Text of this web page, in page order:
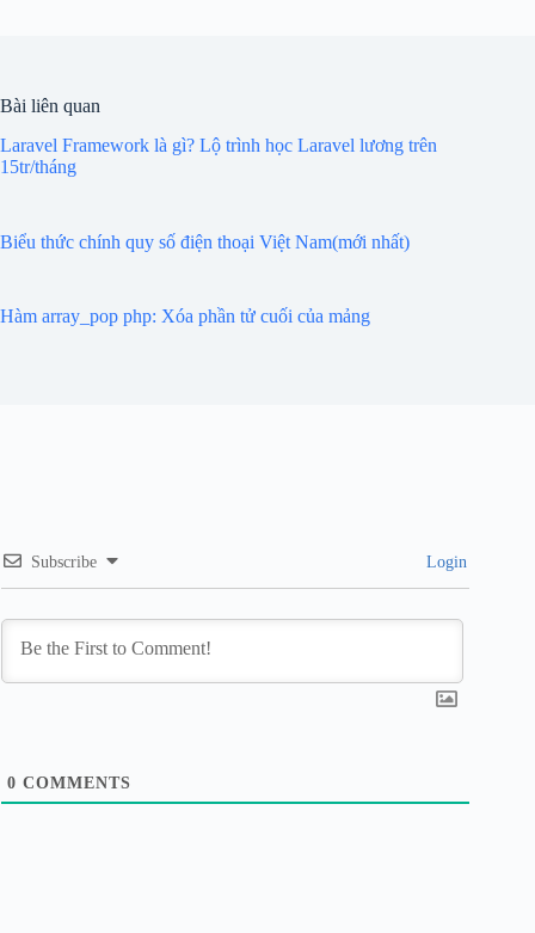
Bài liên quan
Laravel Framework là gì? Lộ trình học Laravel lương trên
15tr/tháng
Biểu thức chính quy số điện thoại Việt Nam(mới nhất)
Hàm array_pop php: Xóa phần tử cuối của mảng
Subscribe Login
0 COMMENTS